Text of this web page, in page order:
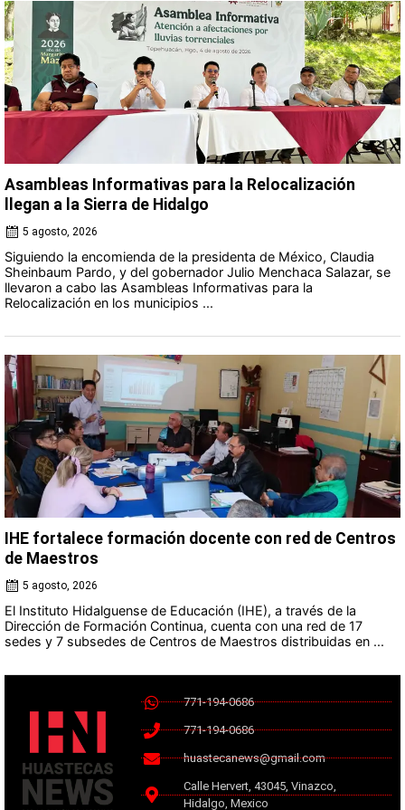
Asambleas Informativas para la Relocalización
llegan a la Sierra de Hidalgo
5 agosto, 2026
Siguiendo la encomienda de la presidenta de México, Claudia
Sheinbaum Pardo, y del gobernador Julio Menchaca Salazar, se
llevaron a cabo las Asambleas Informativas para la
Relocalización en los municipios ...
IHE fortalece formación docente con red de Centros
de Maestros
5 agosto, 2026
El Instituto Hidalguense de Educación (IHE), a través de la
Dirección de Formación Continua, cuenta con una red de 17
sedes y 7 subsedes de Centros de Maestros distribuidas en ...
771-194-0686
771-194-0686
huastecanews@gmail.com
Calle Hervert, 43045, Vinazco,
Hidalgo, Mexico